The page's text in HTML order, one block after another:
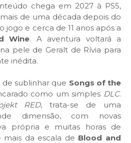
chega em 2027 à PS5,
mais de uma década depois do
jogo e cerca de 11 anos após a
Wine. A aventura voltará a
pele de Geralt de Rívia para
inédita.
sublinhar que Songs of the
como um simples DLC.
RED, trata-se de uma
dimensão, com novas
própria e muitas horas de
mais da escala de Blood and